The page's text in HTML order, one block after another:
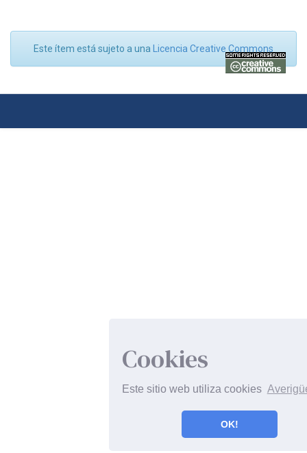
Cookies
Este sitio web utiliza cookies
OK!
Este ítem está sujeto a una Licencia Creative Commons